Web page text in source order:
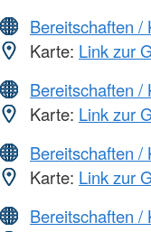
Bereitschaften /
Karte: Link zur
Bereitschaften /
Karte: Link zur
Bereitschaften /
Karte: Link zur
Bereitschaften /